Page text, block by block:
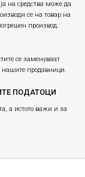
на средства може да
се на товар на
производ.
се заменуваат
нашите продавници.
ПОДАТОЦИ
а истото важи и за